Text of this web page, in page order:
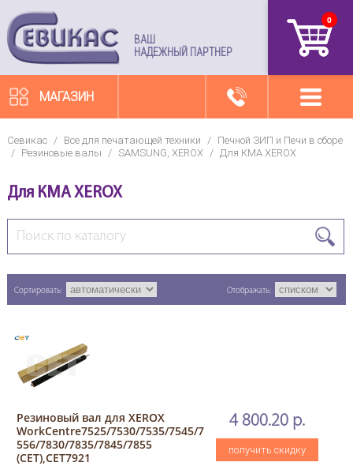
ВАШ
НАДЕЖНЫЙ ПАРТНЕР
0
МАГАЗИН
Севикас / Все для печатающей техники /
Печной ЗИП и Печи в сборе
/
Резиновые валы / SAMSUNG, XEROX / Для КМА XEROX
Для КМА XEROX
Сортировать: Отображать:
Резиновый вал для XEROX
WorkCentre7525/7530/7535/7545/7
556/7830/7835/7845/7855
(CET),CET7921
4 800.20 р.
получить скидку